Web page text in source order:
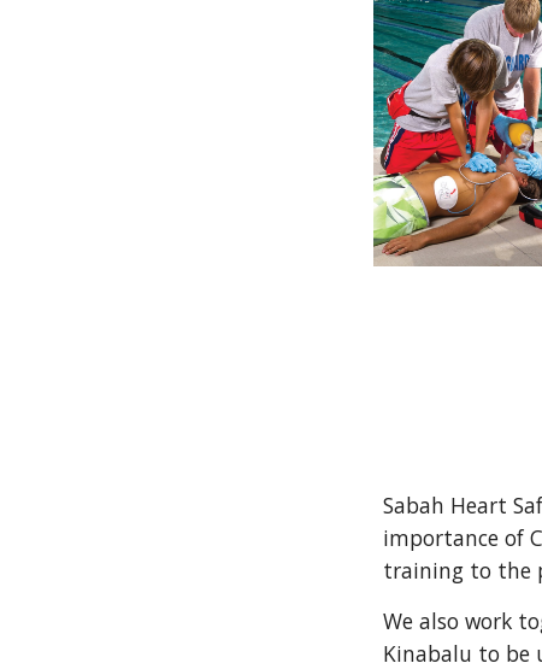
Sabah Heart
importance of
training to the
We also work
Kinabalu to be